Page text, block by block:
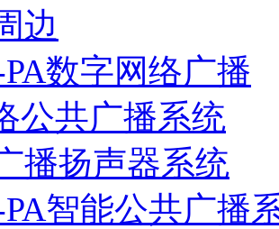
边
数字网络广播
公共广播系统
播扬声器系统
智能公共广播